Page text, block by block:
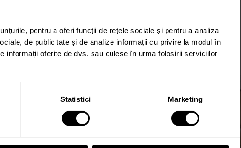
pentru a oferi funcții de rețele sociale și pentru a analiza
de publicitate și de analize informații cu privire la modul în
informații oferite de dvs. sau culese în urma folosirii serviciilor
Statistici Marketing
pentruperformanță.